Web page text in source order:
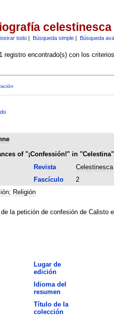
celestinesca
todo| Búsqueda simple| Búsqueda
registro encontrado(s) con los
of "¡Confessión!" in "Celestina"
Revista
Celestinesca
Fascículo
2
; Religión
de la petición de confesión de Calisto
Lugar de
edición
Idioma del
resumen
Título de la
colección